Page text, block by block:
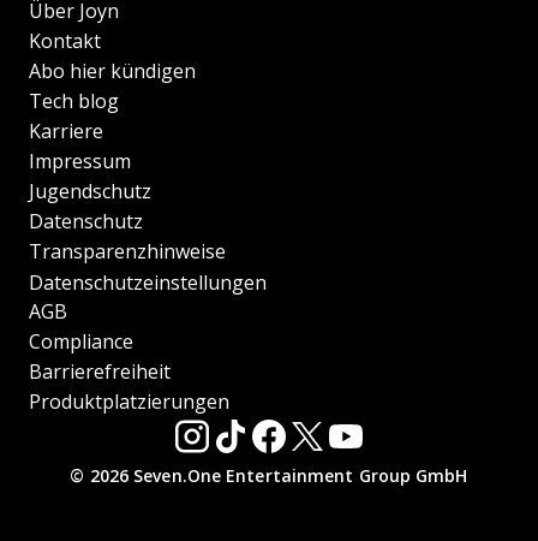
Über Joyn
Kontakt
Abo hier kündigen
Tech blog
Karriere
Impressum
Jugendschutz
Datenschutz
Transparenzhinweise
Datenschutzeinstellungen
AGB
Compliance
Barrierefreiheit
Produktplatzierungen
© 2026 Seven.One Entertainment Group GmbH